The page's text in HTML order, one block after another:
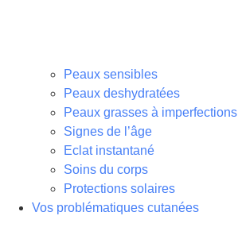
Peaux sensibles
Peaux deshydratées
Peaux grasses à imperfections
Signes de l’âge
Eclat instantané
Soins du corps
Protections solaires
Vos problématiques cutanées